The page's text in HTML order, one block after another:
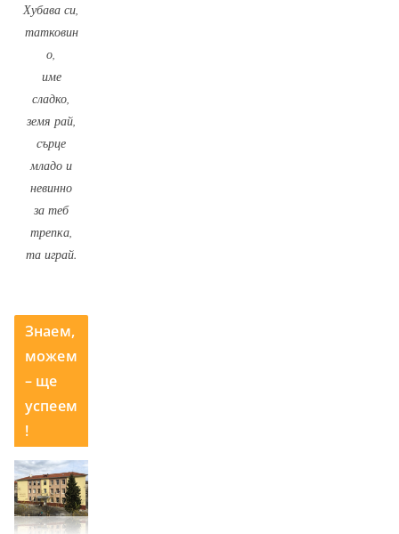
Хубава си,
татковин
о,
име
сладко,
земя рай,
сърце
младо и
невинно
за теб
трепка,
та играй.
Знаем,
можем
– ще
успеем
!